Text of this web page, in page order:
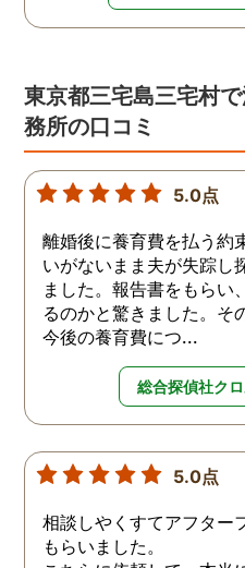
東京都三宅島三宅村
務所の口コミ
5.0点
離婚後に養育費を払う約
いがないまま夫が失踪し
ました。報告書をもらい
るのかと驚きました。そ
今後の養育費につ...
総合探偵社ク
5.0点
相談しやくすてアフター
もらいました。